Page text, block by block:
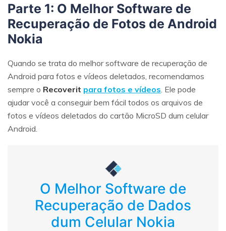
Parte 1: O Melhor Software de
Recuperação de Fotos de Android
Nokia
Quando se trata do melhor software de recuperação de
Android para fotos e vídeos deletados, recomendamos
sempre o Recoverit para fotos e vídeos . Ele pode
ajudar você a conseguir bem fácil todos os arquivos de
fotos e vídeos deletados do cartão MicroSD dum celular
Android.
O Melhor Software de
Recuperação de Dados
dum Celular Nokia